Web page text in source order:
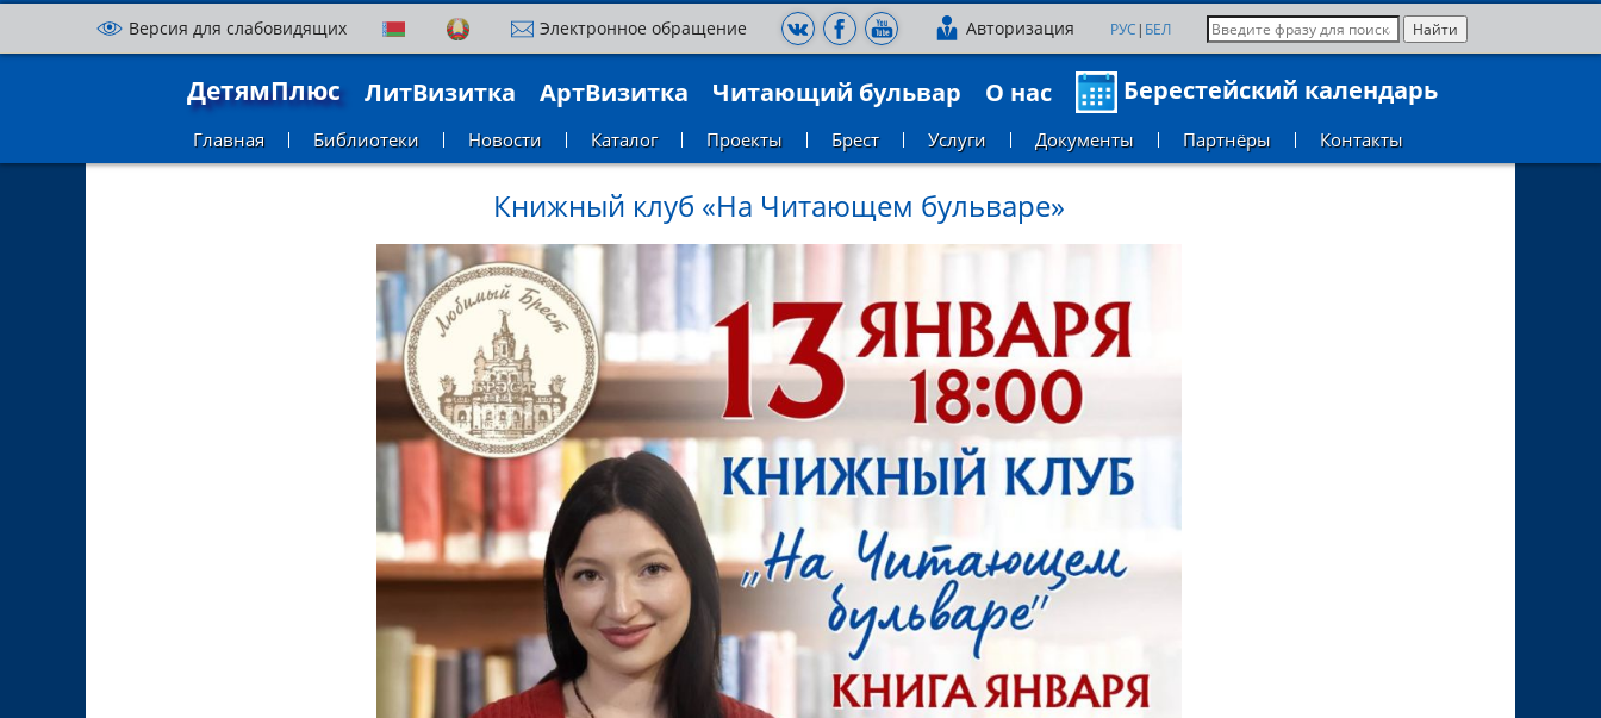
Версия для слабовидящих Электронное обращение Авторизация РУС | БЕЛ
ДетямПлюс ЛитВизитка АртВизитка Читающий бульвар О нас Берестейский календарь
Главная Библиотеки Новости Каталог Проекты Брест Услуги Документы Партнёры Контакты
Книжный клуб «На Читающем бульваре»